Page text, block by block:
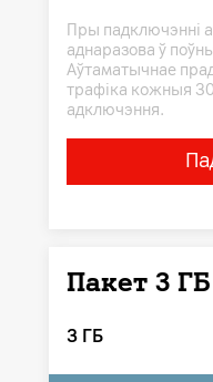
Пры падключэнні
аднаразова ў
Аўтаматычнае
трафіка кожныя
адключэння.
Пакет 3 ГБ
3 ГБ